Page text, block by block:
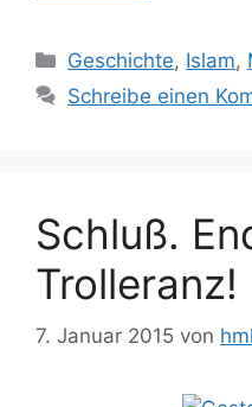
Kategorien
Geschichte, Islam,
Schreibe einen
Schluß.
Trolleranz!
7. Januar 2015 von